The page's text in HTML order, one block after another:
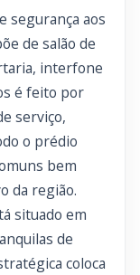
segurança aos
de salão de
interfone
é feito por
serviço,
o prédio
bem
da região.
situado em
de
coloca